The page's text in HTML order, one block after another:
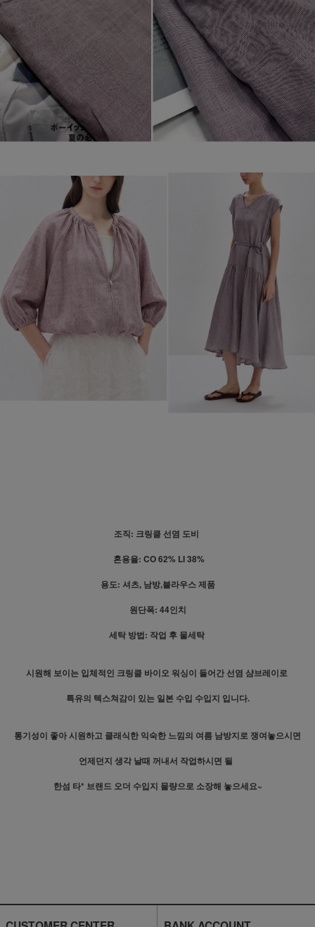
조직: 크링클 선염 도비
혼용율: CO 62% LI 38%
용도: 셔츠, 남방,블라우스 제품
원단폭: 44인치
세탁 방법: 작업 후 물세탁
시원해 보이는 입체적인 크링클 바이오 워싱이 들어간 선염 샴브레이로
특유의 텍스쳐감이 있는 일본 수입 수입지 입니다.
통기성이 좋아 시원하고 클래식한 익숙한 느낌의 여름 남방지로 쟁여놓으시면
언제던지 생각 날때 꺼내서 작업하시면 될
한섬 타* 브랜드 오더 수입지 물량으로 소장해 놓으세요~